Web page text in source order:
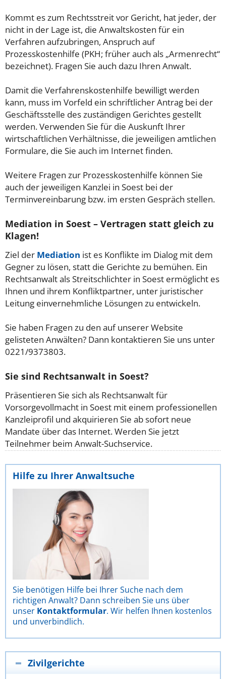
Kommt es zum Rechtsstreit vor Gericht, hat jeder, der
nicht in der Lage ist, die Anwaltskosten für ein
Verfahren aufzubringen, Anspruch auf
Prozesskostenhilfe (PKH; früher auch als „Armenrecht“
bezeichnet). Fragen Sie auch dazu Ihren Anwalt.
Damit die Verfahrenskostenhilfe bewilligt werden
kann, muss im Vorfeld ein schriftlicher Antrag bei der
Geschäftsstelle des zuständigen Gerichtes gestellt
werden. Verwenden Sie für die Auskunft Ihrer
wirtschaftlichen Verhältnisse, die jeweiligen amtlichen
Formulare, die Sie auch im Internet finden.
Weitere Fragen zur Prozesskostenhilfe können Sie
auch der jeweiligen Kanzlei in Soest bei der
Terminvereinbarung bzw. im ersten Gespräch stellen.
Mediation in Soest – Vertragen statt gleich zu
Klagen!
Ziel der Mediation ist es Konflikte im Dialog mit dem
Gegner zu lösen, statt die Gerichte zu bemühen. Ein
Rechtsanwalt als Streitschlichter in Soest ermöglicht es
Ihnen und ihrem Konfliktpartner, unter juristischer
Leitung einvernehmliche Lösungen zu entwickeln.
Sie haben Fragen zu den auf unserer Website
gelisteten Anwälten? Dann kontaktieren Sie uns unter
0221/9373803.
Sie sind Rechtsanwalt in Soest?
Präsentieren Sie sich als Rechtsanwalt für
Vorsorgevollmacht in Soest mit einem professionellen
Kanzleiprofil und akquirieren Sie ab sofort neue
Mandate über das Internet. Werden Sie jetzt
Teilnehmer beim Anwalt-Suchservice.
Hilfe zu Ihrer Anwaltsuche
Sie benötigen Hilfe bei Ihrer Suche nach dem
richtigen Anwalt? Dann schreiben Sie uns über
unser Kontaktformular. Wir helfen Ihnen kostenlos
und unverbindlich.
Zivilgerichte